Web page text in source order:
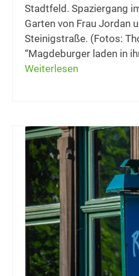
Stadtfeld. Spaziergang
Garten von Frau Jordan
Steinigstraße. (Fotos:
“Magdeburger laden in
Weiterlesen